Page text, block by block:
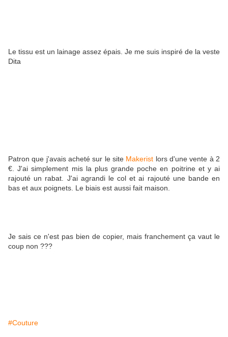
Le tissu est un lainage assez épais. Je me suis inspiré de la veste
Dita
Patron que j'avais acheté sur le site Makerist lors d'une vente à 2
€. J'ai simplement mis la plus grande poche en poitrine et y ai
rajouté un rabat. J'ai agrandi le col et ai rajouté une bande en
bas et aux poignets. Le biais est aussi fait maison.
Je sais ce n'est pas bien de copier, mais franchement ça vaut le
coup non ???
#Couture